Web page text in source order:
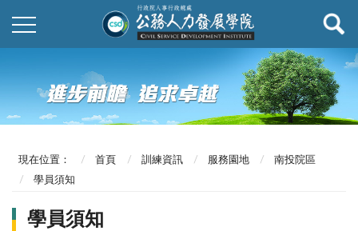
現在位置： 首頁 訓練資訊 服務園地
南投院區
學員須知
學員須知